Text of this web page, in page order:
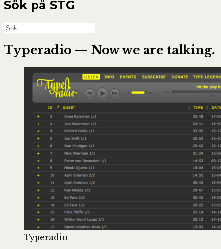
Sök på STG
Sök
efter:
Typeradio — Now we are talking.
Typeradio